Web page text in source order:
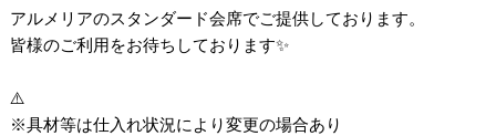
アルメリアのスタンダード会席でご提供しております。
皆様のご利用をお待ちしております✨
⚠️
※具材等は仕入れ状況により変更の場合あり